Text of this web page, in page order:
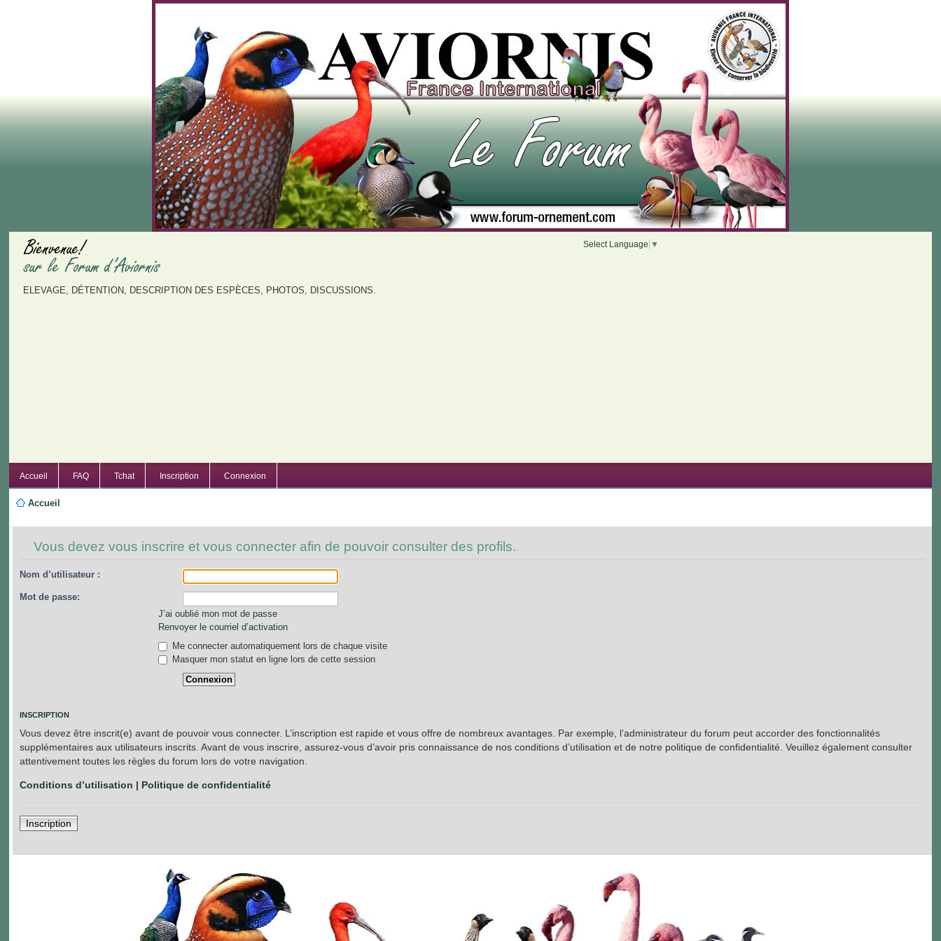
Select Language ▼
ELEVAGE, DÉTENTION, DESCRIPTION DES ESPÈCES, PHOTOS, DISCUSSIONS.
Accueil FAQ Tchat Inscription Connexion
Accueil
Vous devez vous inscrire et vous connecter afin de pouvoir consulter des profils.
Nom d’utilisateur :
Mot de passe:
J’ai oublié mon mot de passe
Renvoyer le courriel d’activation
Me connecter automatiquement lors de chaque visite
Masquer mon statut en ligne lors de cette session
INSCRIPTION
Vous devez être inscrit(e) avant de pouvoir vous connecter. L’inscription est rapide et vous offre de nombreux avantages. Par exemple, l’administrateur du forum peut accorder des fonctionnalités
supplémentaires aux utilisateurs inscrits. Avant de vous inscrire, assurez-vous d’avoir pris connaissance de nos conditions d’utilisation et de notre politique de confidentialité. Veuillez également consulter
attentivement toutes les règles du forum lors de votre navigation.
Conditions d’utilisation | Politique de confidentialité
Inscription